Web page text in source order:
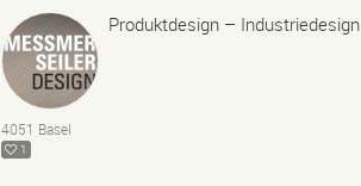
Produktdesign – Industriedesign
4051 Basel
1